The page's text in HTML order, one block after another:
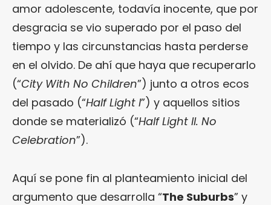
amor adolescente, todavía inocente, que por
desgracia se vio superado por el paso del
tiempo y las circunstancias hasta perderse
en el olvido. De ahí que haya que recuperarlo
(“City With No Children”) junto a otros ecos
del pasado (“Half Light I”) y aquellos sitios
donde se materializó (“Half Light II. No
Celebration”).
Aquí se pone fin al planteamiento inicial del
argumento que desarrolla “The Suburbs” y